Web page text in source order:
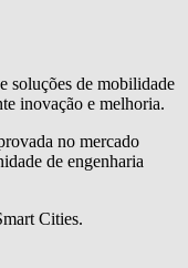
soluções de mobilidade
inovação e melhoria.
no mercado
de engenharia
Cities.